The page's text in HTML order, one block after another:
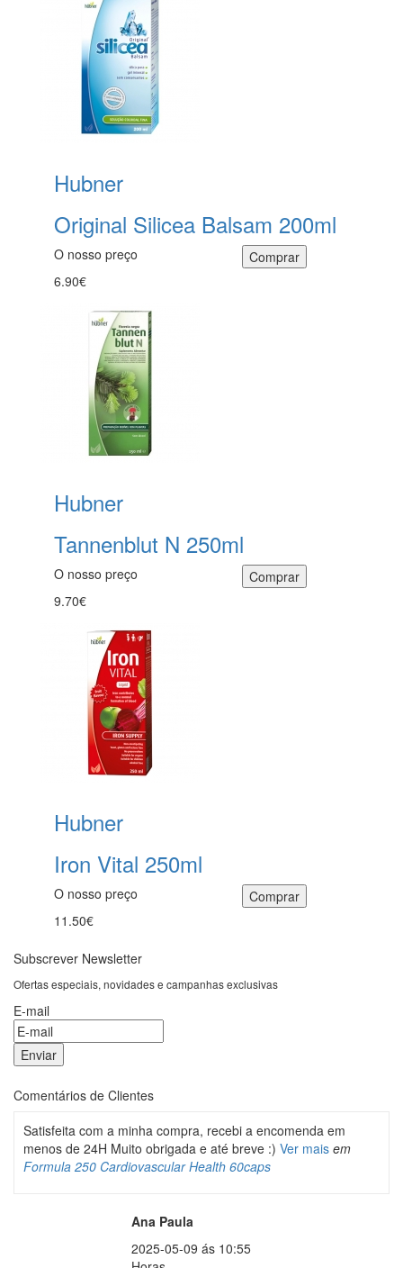
Hubner
Original Silicea Balsam 200ml
O nosso preço
6.90€
Hubner
Tannenblut N 250ml
O nosso preço
9.70€
Hubner
Iron Vital 250ml
O nosso preço
11.50€
Subscrever Newsletter
Ofertas especiais, novidades e campanhas exclusivas
E-mail
Comentários de Clientes
Satisfeita com a minha compra, recebi a encomenda em
menos de 24H Muito obrigada e até breve :) Ver mais em
Formula 250 Cardiovascular Health 60caps
Ana Paula
2025-05-09 ás 10:55